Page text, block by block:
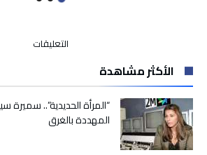
التعليقات
تهم
التجسس
الموجهة
الأكثر مشاهدة
المهددة بالغرق